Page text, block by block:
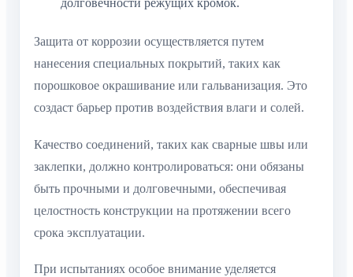
долговечности режущих кромок.
Защита от коррозии осуществляется путем
нанесения специальных покрытий, таких как
порошковое окрашивание или гальванизация. Это
создаст барьер против воздействия влаги и солей.
Качество соединений, таких как сварные швы или
заклепки, должно контролироваться: они обязаны
быть прочными и долговечными, обеспечивая
целостность конструкции на протяжении всего
срока эксплуатации.
При испытаниях особое внимание уделяется